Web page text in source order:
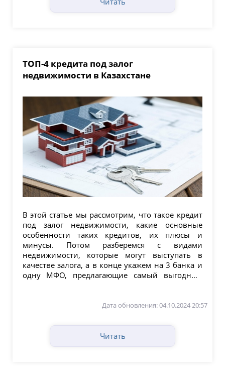
ТОП-4 кредита под залог
недвижимости в Казахстане
В этой статье мы рассмотрим, что такое кредит
под залог недвижимости, какие основные
особенности таких кредитов, их плюсы и
минусы. Потом разберемся с видами
недвижимости, которые могут выступать в
качестве залога, а в конце укажем на 3 банка и
одну МФО, предлагающие самый выгодный
Дата обновления: 04.10.2024 20:57
Читать